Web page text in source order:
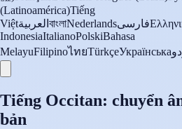
(Latinoamérica)Tiếng
Việtالعربية বাংলাNederlandsفارسی
IndonesiaItalianoPolskiBahasa
MelayuFilipinoไทยTürkçeУкраїнська
Tiếng Occitan: chuyển
bản